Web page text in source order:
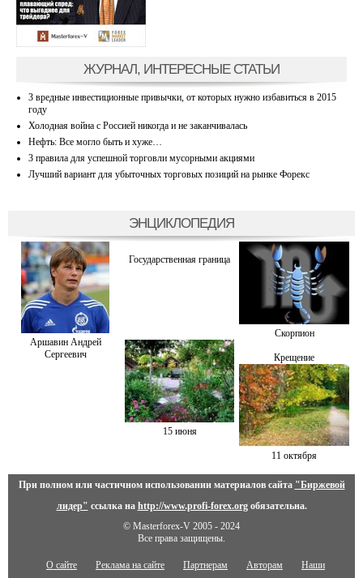
ЖУРНАЛ, ИНТЕРЕСНЫЕ СТАТЬИ
3 вредные инвестиционные привычки, от которых нужно избавиться в 2015
году
Холодная война с Россией никогда и не заканчивалась
Нефть: Все могло быть и хуже…
3 правила для успешной торговли мусорными акциями
Лучший вариант для убыточных торговых позиций на рынке Форекс
ЭНЦИКЛОПЕДИЯ
Аршавин Андрей
Сергеевич
Государственная граница
Скорпион
15 июня
Крещение
11 октября
При полном или частичном использовании материалов сайта "Биржевой
лидер" ссылка на http://www.profi-forex.orgобязательна.
© Masterforex-V 2005 - 2024
Все права защищены.
О сайте Реклама на сайте Партнерам Авторам Наши